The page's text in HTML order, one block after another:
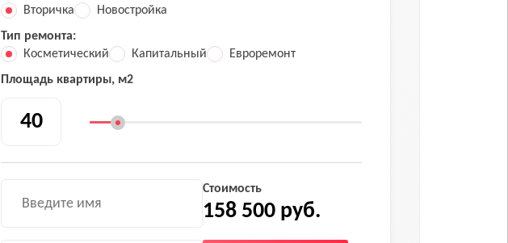
Вторичка
Новостройка
Тип ремонта:
Косметический
Капитальный
Евроремонт
Площадь квартиры, м2
Стоимость
158 500 руб.